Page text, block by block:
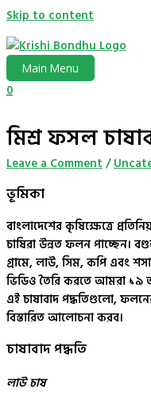
Skip to content
Main Menu
0
মিশ্র ফসল
Leave a Comment/
ভূমিকা
বাংলাদেশের কৃষিক্ষেত্রে
চাষিরা উন্নত ফলন পাচ্ছেন।
গ্রামে, লাউ, সিম, কপি এবং
ভিডিও তৈরি করতে আমরা ১৯
এই চাষাবাদ পদ্ধতিগুলো,
বিস্তারিত আলোচনা করব।
চাষাবাদ পদ্ধতি
লাউ চাষ